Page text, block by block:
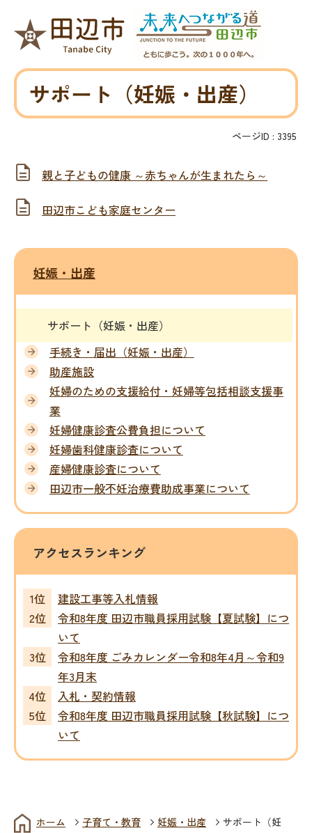
サポート（妊娠・出産）
ページID : 3395
親と子どもの健康 ～赤ちゃんが生まれたら～
田辺市こども家庭センター
妊娠・出産
サポート（妊娠・出産）
手続き・届出（妊娠・出産）
助産施設
妊婦のための支援給付・妊婦等包括相談支援事
業
妊婦健康診査公費負担について
妊婦歯科健康診査について
産婦健康診査について
田辺市一般不妊治療費助成事業について
アクセスランキング
建設工事等入札情報
令和8年度 田辺市職員採用試験【夏試験】につ
いて
令和8年度 ごみカレンダー令和8年4月～令和9
年3月末
入札・契約情報
令和8年度 田辺市職員採用試験【秋試験】につ
いて
ホーム 子育て・教育 妊娠・出産
サポート（妊